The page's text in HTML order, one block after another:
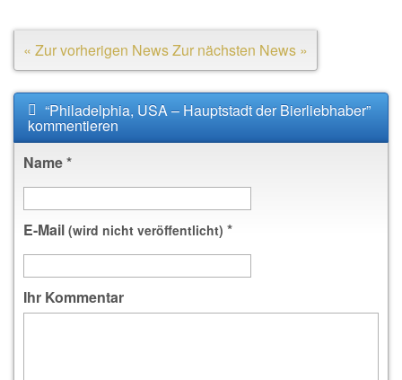
« Zur vorherigen NewsZur nächsten News »
“Philadelphia, USA – Hauptstadt der Bierliebhaber”
kommentieren
Name*
E-Mail (wird nicht veröffentlicht) *
Ihr Kommentar